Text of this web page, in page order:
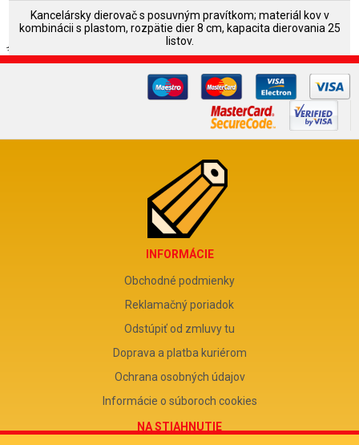
Kancelársky dierovač s posuvným pravítkom; materiál kov v
kombinácii s plastom, rozpätie dier 8 cm, kapacita dierovania 25
listov.
INFORMÁCIE
Obchodné podmienky
Reklamačný poriadok
Odstúpiť od zmluvy tu
Doprava a platba kuriérom
Ochrana osobných údajov
Informácie o súboroch cookies
NA STIAHNUTIE